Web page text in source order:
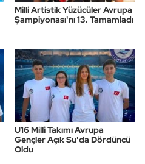
Milli Artistik Yüzücüler Avrupa
Şampiyonası'nı 13. Tamamladı
U16 Milli Takımı Avrupa
Gençler Açık Su'da Dördüncü
Oldu